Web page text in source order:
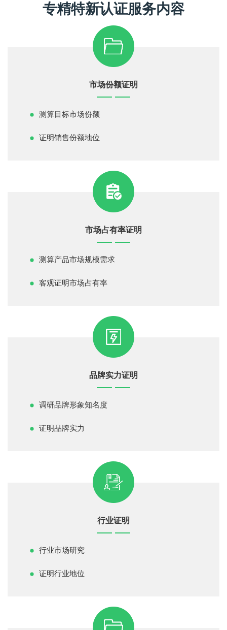
专精特新认证服务内容
市场份额证明
测算目标市场份额
证明销售份额地位
市场占有率证明
测算产品市场规模需求
客观证明市场占有率
品牌实力证明
调研品牌形象知名度
证明品牌实力
行业证明
行业市场研究
证明行业地位